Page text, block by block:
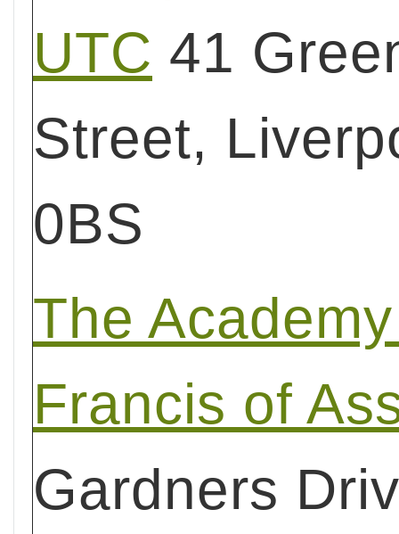
UTC 41
Street,
0BS
The
Francis of
Gardners